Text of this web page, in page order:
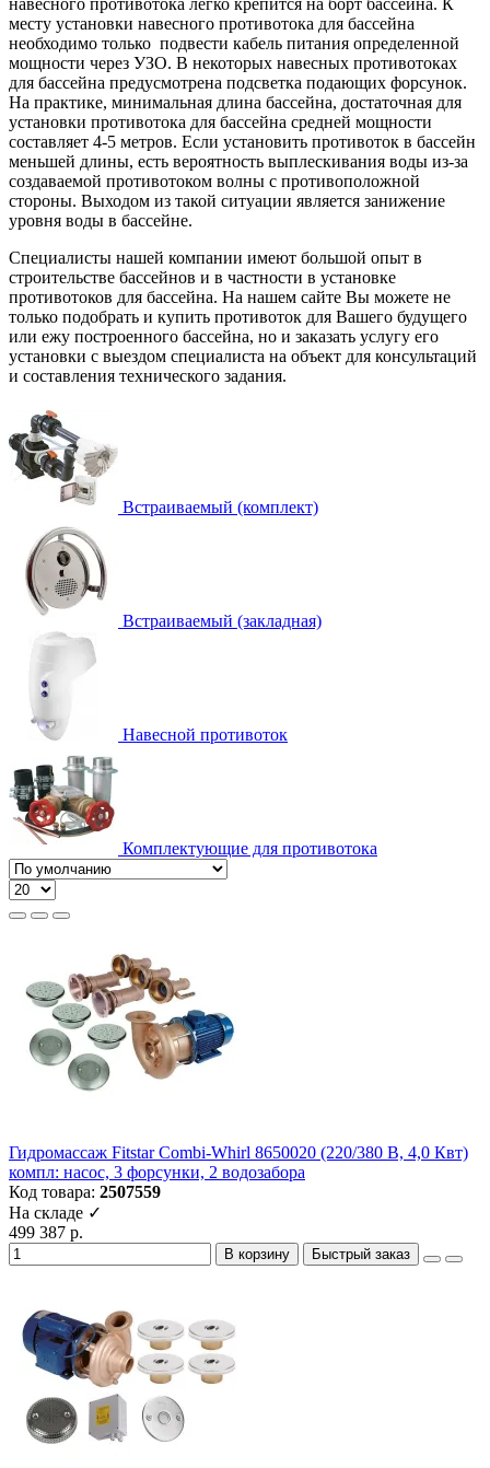
навесного противотока легко крепится на борт бассейна. К
месту установки навесного противотока для бассейна
необходимо только подвести кабель питания определенной
мощности через УЗО. В некоторых навесных противотоках
для бассейна предусмотрена подсветка подающих форсунок.
На практике, минимальная длина бассейна, достаточная для
установки противотока для бассейна средней мощности
составляет 4-5 метров. Если установить противоток в бассейн
меньшей длины, есть вероятность выплескивания воды из-за
создаваемой противотоком волны с противоположной
стороны. Выходом из такой ситуации является занижение
уровня воды в бассейне.
Специалисты нашей компании имеют большой опыт в
строительстве бассейнов и в частности в установке
противотоков для бассейна. На нашем сайте Вы можете не
только подобрать и купить противоток для Вашего будущего
или ежу построенного бассейна, но и заказать услугу его
установки с выездом специалиста на объект для консультаций
и составления технического задания.
Встраиваемый (комплект)
Встраиваемый (закладная)
Навесной противоток
Комплектующие для противотока
Гидромассаж Fitstar Combi-Whirl 8650020 (220/380 В, 4,0 Квт)
компл: насос, 3 форсунки, 2 водозабора
Код товара: 2507559
На складе ✓
499 387 р.
В корзину Быстрый заказ